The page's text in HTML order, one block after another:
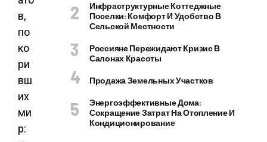
Инфраструктурные Коттеджные
Поселки: Комфорт И Удобство В
Сельской Местности
Россияне Пережидают Кризис В
Салонах Красоты
Продажа Земельных Участков
Энергоэффективные Дома:
Сокращение Затрат На Отопление И
Кондиционирование